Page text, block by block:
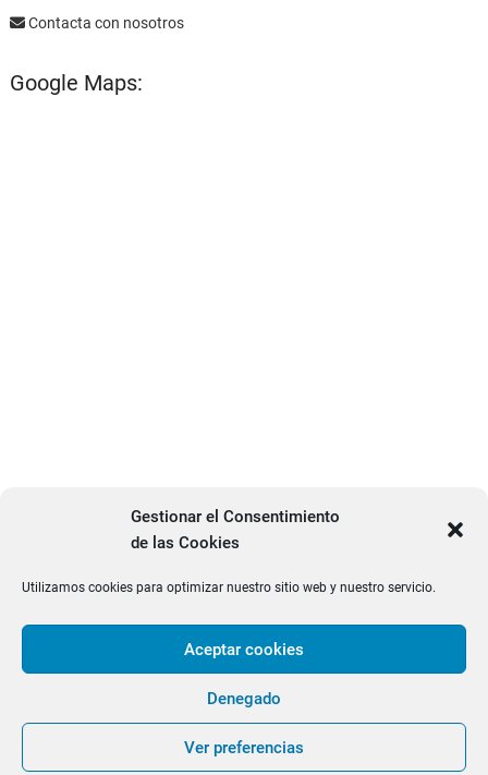
Gestionar el Consentimiento
de las Cookies
Utilizamos cookies para optimizar nuestro sitio web y nuestro servicio.
Aceptar cookies
Denegado
Ver preferencias
Contacta con nosotros
Google Maps:
facebook
twitter
OULET
GRDMADRID.COM ¡¡SERVIMOS EN 24/48 HORAS
Freesia| © 2026WordPress